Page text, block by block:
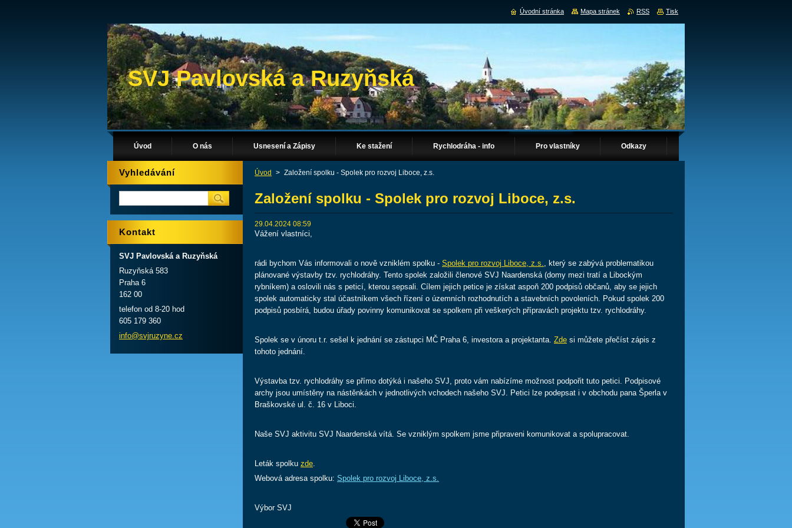
SVJ Pavlovská a Ruzyňská
Úvod O nás Usnesení a Zápisy Ke stažení Rychlodráha - info Pro vlastníky Odkazy
Úvod > Založení spolku - Spolek pro rozvoj Liboce, z.s.
Založení spolku - Spolek pro rozvoj Liboce, z.s.
29.04.2024 08:59
Vážení vlastníci,
rádi bychom Vás informovali o nově vzniklém spolku - Spolek pro rozvoj Liboce, z.s., který se zabývá problematikou
plánované výstavby tzv. rychlodráhy. Tento spolek založili členové SVJ Naardenská (domy mezi tratí a Libockým
rybníkem) a oslovili nás s peticí, kterou sepsali. Cílem jejich petice je získat aspoň 200 podpisů občanů, aby se jejich
spolek automaticky stal účastníkem všech řízení o územních rozhodnutích a stavebních povoleních. Pokud spolek 200
podpisů posbírá, budou úřady povinny komunikovat se spolkem při veškerých přípravách projektu tzv. rychlodráhy.
Spolek se v únoru t.r. sešel k jednání se zástupci MČ Praha 6, investora a projektanta. Zde si můžete přečíst zápis z
tohoto jednání.
Výstavba tzv. rychlodráhy se přímo dotýká i našeho SVJ, proto vám nabízíme možnost podpořit tuto petici. Podpisové
archy jsou umístěny na nástěnkách v jednotlivých vchodech našeho SVJ. Petici lze podepsat i v obchodu pana Šperla v
Braškovské ul. č. 16 v Liboci.
Naše SVJ aktivitu SVJ Naardenská vítá. Se vzniklým spolkem jsme připraveni komunikovat a spolupracovat.
Leták spolku zde.
Webová adresa spolku: Spolek pro rozvoj Liboce, z.s.
Výbor SVJ
Vyhledávání
Kontakt
SVJ Pavlovská a Ruzyňská
Ruzyňská 583
Praha 6
162 00
telefon od 8-20 hod
605 179 360
info@svjruzyne.cz
Úvodní stránka Mapa stránek RSS Tisk